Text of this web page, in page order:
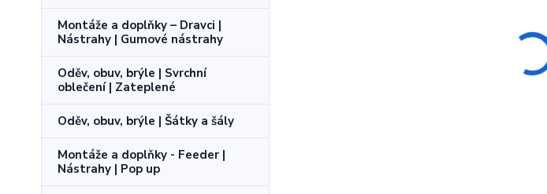
Montáže a doplňky – Dravci |
Nástrahy | Gumové nástrahy
Oděv, obuv, brýle | Svrchní
oblečení | Zateplené
Oděv, obuv, brýle | Šátky a šály
Montáže a doplňky - Feeder |
Nástrahy | Pop up